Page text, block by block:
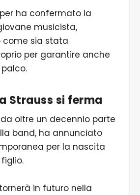
ha confermato la
musicista,
come sia stata
per garantire anche
Strauss si ferma
oltre un decennio parte
band, ha annunciato
per la nascita
in futuro nella